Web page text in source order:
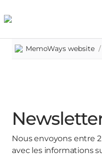
MemoWays website /
Nous envoyons entre
avec les informations